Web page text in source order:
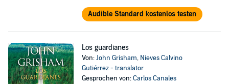
Audible Standard kostenlos testen
Los guardianes
Von:John Grisham, Nieves Calvino
Gutiérrez - translator
Gesprochen von:Carlos Canales